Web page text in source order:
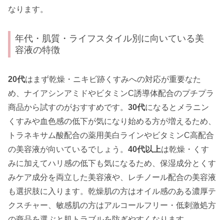
なります。
年代・肌質・ライフスタイル別に向いている美
容液の特徴
20代はまず乾燥・ニキビ跡くすみへの対応が重要なた
め、ナイアシンアミドやビタミンC誘導体配合のプチプラ
商品から試すのがおすすめです。 30代になるとメラニン
くすみや血色感の低下が気になり始める方が増えるため、
トラネキサム酸配合の薬用美白ラインやビタミンC高配合
の美容液が向いているでしょう。 40代以上は乾燥・くす
みに加えてハリ感の低下も気になるため、保湿成分とくす
みケア成分を両立した美容液や、レチノール配合の美容液
も選択肢に入ります。乾燥肌の方はオイル感のある濃厚テ
クスチャー、敏感肌の方はアルコールフリー・低刺激処方